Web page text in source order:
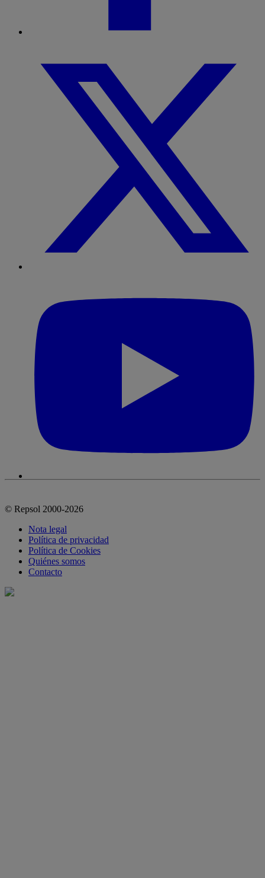
© Repsol 2000-2026
Nota legal
Política de privacidad
Política de Cookies
Quiénes somos
Contacto